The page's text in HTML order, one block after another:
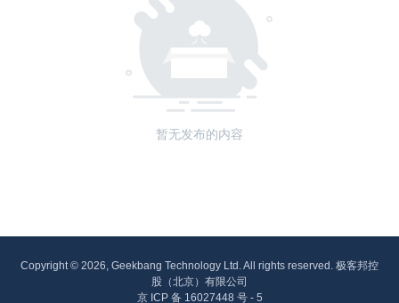
暂无发布的内容
Copyright © 2026, Geekbang Technology Ltd. All rights reserved. 极客邦控
股（北京）有限公司
京 ICP 备 16027448 号 - 5